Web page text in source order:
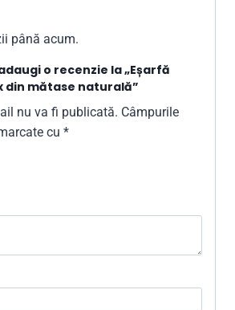
până acum.
o recenzie la „Eșarfă
din mătase naturală”
nu va fi publicată. Câmpurile
cu *